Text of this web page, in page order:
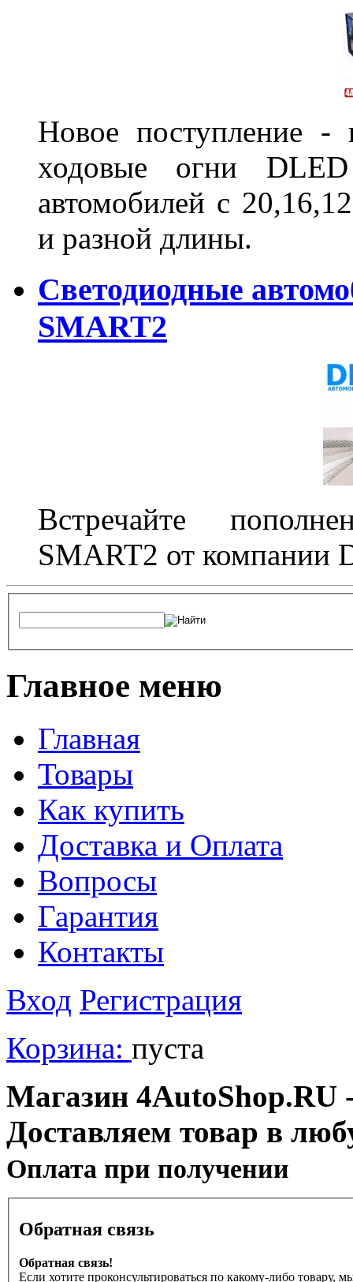
Новое поступление -
ходовые огни
автомобилей с
и разной длины.
Светодиодные
SMART2
Встречайте
SMART2 от компании
Главное меню
Главная
Товары
Как купить
Доставка и Оплата
Вопросы
Гарантия
Контакты
Вход Регистрация
Корзина: пуста
Магазин 4AutoShop.RU
Доставляем товар в
Оплата при получении
Обратная связь
Обратная связь!
Если хотите проконсультироваться по какому-либо товару,